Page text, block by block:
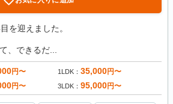
を迎えました。
、できるだ...
円〜 1LDK 35,000円〜
円〜 3LDK 95,000円〜